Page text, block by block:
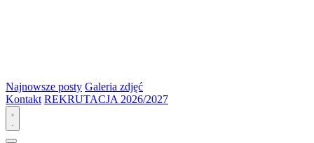
Najnowsze posty Galeria zdjęć
Kontakt REKRUTACJA 2026/2027